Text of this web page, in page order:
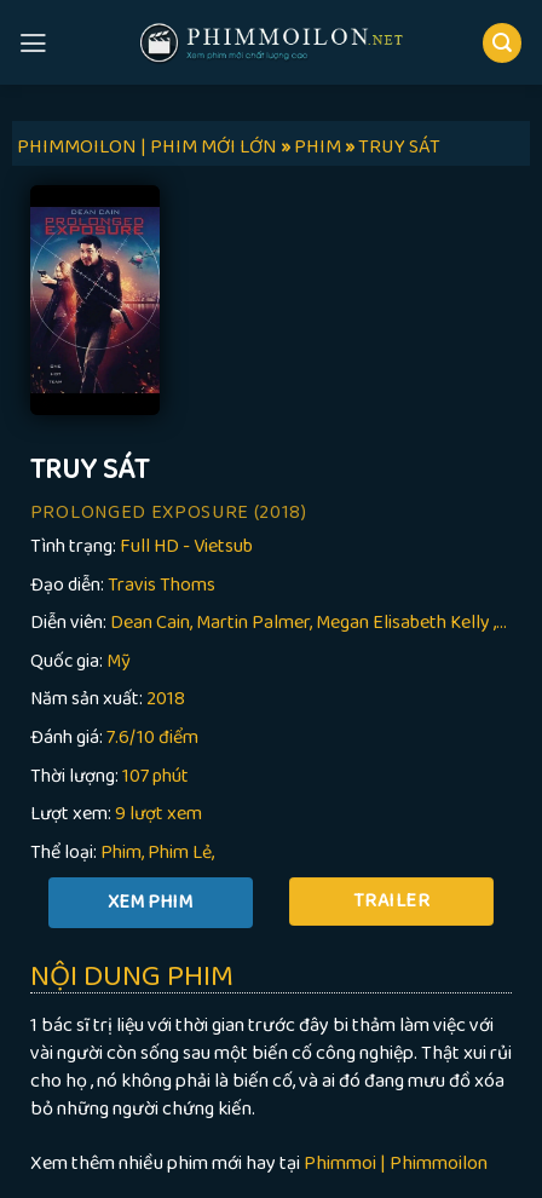
PHIMMOILON | PHIM MỚI LỚN»PHIM»TRUY SÁT
TRUY SÁT
PROLONGED EXPOSURE (2018)
Tình trạng: Full HD - Vietsub
Đạo diễn:Travis Thoms
Diễn viên: Dean Cain, Martin Palmer, Megan Elisabeth Kelly ,...
Quốc gia: Mỹ
Năm sản xuất: 2018
Đánh giá:7.6/10 điểm
Thời lượng:107 phút
Lượt xem:9 lượt xem
Thể loại: Phim Phim Lẻ
TRAILER
NỘI DUNG PHIM
1 bác sĩ trị liệu với thời gian trước đây bi thảm làm việc với
vài người còn sống sau một biến cố công nghiệp. Thật xui rủi
cho họ , nó không phải là biến cố, và ai đó đang mưu đồ xóa
bỏ những người chứng kiến.
Xem thêm nhiều phim mới hay tạiPhimmoi | Phimmoilon